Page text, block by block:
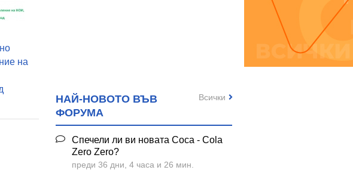
на
НАЙ-НОВОТО ВЪВ
ФОРУМА
Спечели ли ви новата Coca - Cola
Zero Zero?
преди 36 дни, 4 часа и 26 мин.
Всички